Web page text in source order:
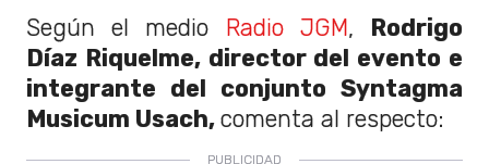
Según el medio
Radio JGM,
Rodrigo
Díaz Riquelme, director del evento e
integrante del conjunto Syntagma
Musicum Usach, comenta al respecto: